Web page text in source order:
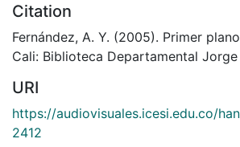
Citation
Fernández, A. Y. (2005). Primer
Cali: Biblioteca Departamental
URI
https://audiovisuales.icesi.edu.co/
2412